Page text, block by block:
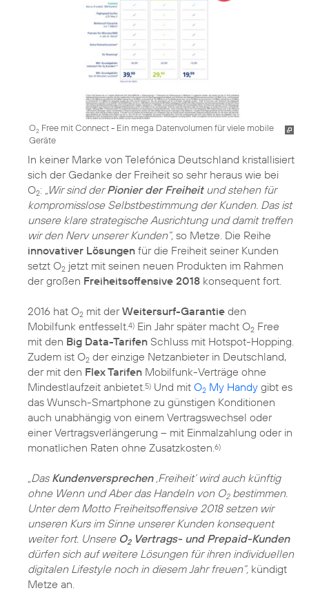
O2 Free mit Connect - Ein mega Datenvolumen für viele mobile
Geräte
In keiner Marke von Telefónica Deutschland kristallisiert
sich der Gedanke der Freiheit so sehr heraus wie bei
O2: „Wir sind derPionier der Freiheitund stehen für
kompromisslose Selbstbestimmung der Kunden. Das ist
unsere klare strategische Ausrichtung und damit treffen
wir den Nerv unserer Kunden“, so Metze. Die Reihe
innovativer Lösungen für die Freiheit seiner Kunden
setzt O2 jetzt mit seinen neuen Produkten im Rahmen
der großen Freiheitsoffensive 2018 konsequent fort.
2016 hat O2 mit derWeitersurf-Garantie den
Mobilfunk entfesselt.4) Ein Jahr später macht O2 Free
mit den Big Data-Tarifen Schluss mit Hotspot-Hopping.
Zudem ist O2 der einzige Netzanbieter in Deutschland,
der mit den Flex Tarifen Mobilfunk-Verträge ohne
Mindestlaufzeit anbietet.5) Und mit O2 My Handy gibt es
das Wunsch-Smartphone zu günstigen Konditionen
auch unabhängig von einem Vertragswechsel oder
einer Vertragsverlängerung – mit Einmalzahlung oder in
monatlichen Raten ohne Zusatzkosten.6)
„Das Kundenversprechen,Freiheit‘ wird auch künftig
ohne Wenn und Aber das Handeln von O2bestimmen.
Unter dem Motto Freiheitsoffensive 2018 setzen wir
unseren Kurs im Sinne unserer Kunden konsequent
weiter fort. Unsere O2Vertrags- und Prepaid-Kunden
dürfen sich auf weitere Lösungen für ihren individuellen
digitalen Lifestyle noch in diesem Jahr freuen“, kündigt
Metze an.